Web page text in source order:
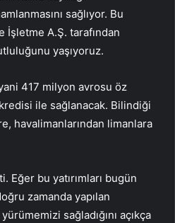
sağlıyor. Bu
İşletme A.Ş. tarafından
yaşıyoruz.
417 milyon avrosu öz
ile sağlanacak. Bilindiği
havalimanlarından limanlara
Eğer bu yatırımları bugün
zamanda yapılan
sağladığını açıkça